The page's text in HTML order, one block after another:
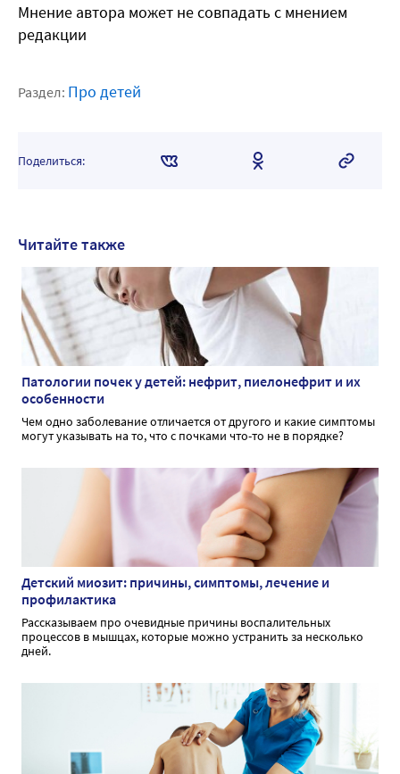
Мнение автора может не совпадать с мнением
редакции
Раздел: Про детей
Поделиться:
Читайте также
Патологии почек у детей: нефрит, пиелонефрит и их
особенности
Чем одно заболевание отличается от другого и какие симптомы
могут указывать на то, что с почками что-то не в порядке?
Детский миозит: причины, симптомы, лечение и
профилактика
Рассказываем про очевидные причины воспалительных
процессов в мышцах, которые можно устранить за несколько
дней.